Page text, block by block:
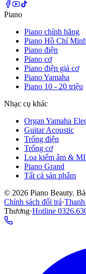
Piano
Piano chính hãng
Piano Hồ Chí Minh
Piano điện
Piano cơ
Piano điện giả cơ
Piano Yamaha
Piano 10 - 20 triệu
Nhạc cụ khác
Organ Yamaha
Guitar Acoustic
Trống điện
Trống cơ
Loa kiểm âm &
Piano Grand
Tất cả sản phẩm
© 2026 Piano Beauty.
Chính sách đổi trả·Thanh
Thương·Hotline